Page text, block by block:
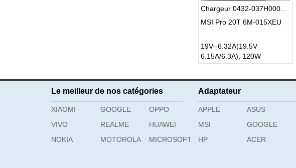
Chargeur 0432-037H000635000055
MSI Pro 20T 6M-015XEU
19V--6.32A(19.5V
6.15A/6.3A), 120W
Le meilleur de nos catégories
XIAOMI GOOGLE
OPPO
VIVO
REALME
HUAWEI
NOKIA
MOTOROLA MICROSOFT
Adaptateur
APPLE ASUS
MSI
GOOGLE
HP
ACER